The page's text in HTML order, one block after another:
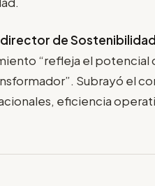
director de
“refleja el potencial
Subrayó el
eficiencia